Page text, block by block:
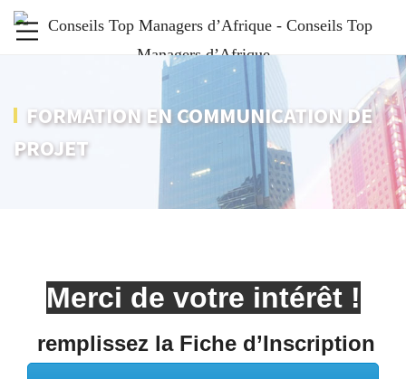
FORMATION EN COMMUNICATION DE
PROJET
Merci de votre intérêt !
remplissez la Fiche d’Inscription